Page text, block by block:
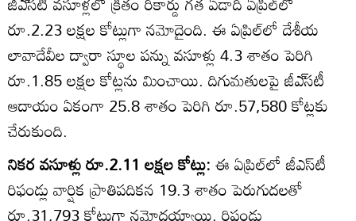
రూ.2.23 లక్షల కోట్లుగా నమోదైంది. ఈ ఏప్రిల్‌లో దేశీయ
లావాదేవీల ద్వారా స్థూల పన్ను వసూళ్లు 4.3 శాతం పెరిగి
రూ.1.85 లక్షల కోట్లను మించాయి. దిగుమతులపై జీఎ్‌సటీ
ఆదాయం ఏకంగా 25.8 శాతం పెరిగి రూ.57,580 కోట్లకు
చేరుకుంది.
నికర వసూళ్లు రూ.2.11 లక్షల కోట్లు:ఈ ఏప్రిల్‌లో జీఎస్‌టీ
రిఫండ్లు వార్షిక ప్రాతిపదికన 19.3 శాతం పెరుగుదలతో